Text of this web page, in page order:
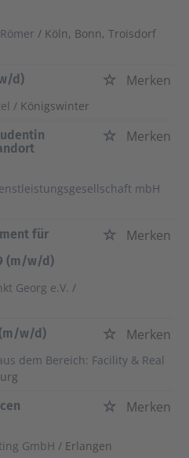
/ Köln, Bonn, Troisdorf
d)
Merken
/ Königswinter
Merken
mbH
für
(m/w/d)
Merken
Georg e.V. /
w/d)
Merken
dem Bereich: Facility & Real
Merken
GmbH / Erlangen